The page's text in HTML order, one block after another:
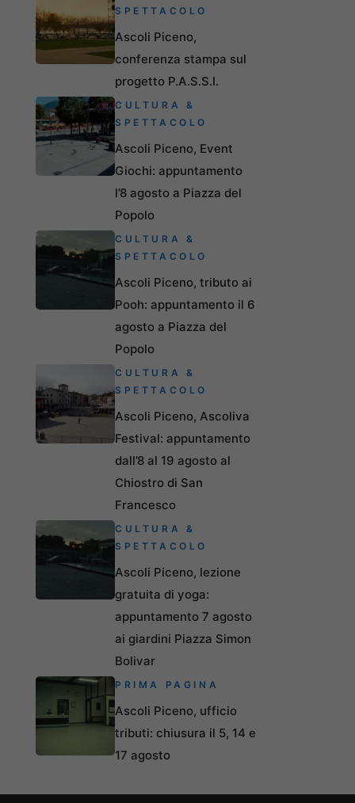
SPETTACOLO
Ascoli Piceno,
conferenza stampa sul
progetto P.A.S.S.I.
CULTURA &
SPETTACOLO
Ascoli Piceno, Event
Giochi: appuntamento
l’8 agosto a Piazza del
Popolo
CULTURA &
SPETTACOLO
Ascoli Piceno, tributo ai
Pooh: appuntamento il 6
agosto a Piazza del
Popolo
CULTURA &
SPETTACOLO
Ascoli Piceno, Ascoliva
Festival: appuntamento
dall’8 al 19 agosto al
Chiostro di San
Francesco
CULTURA &
SPETTACOLO
Ascoli Piceno, lezione
gratuita di yoga:
appuntamento 7 agosto
ai giardini Piazza Simon
Bolivar
PRIMA PAGINA
Ascoli Piceno, ufficio
tributi: chiusura il 5, 14 e
17 agosto